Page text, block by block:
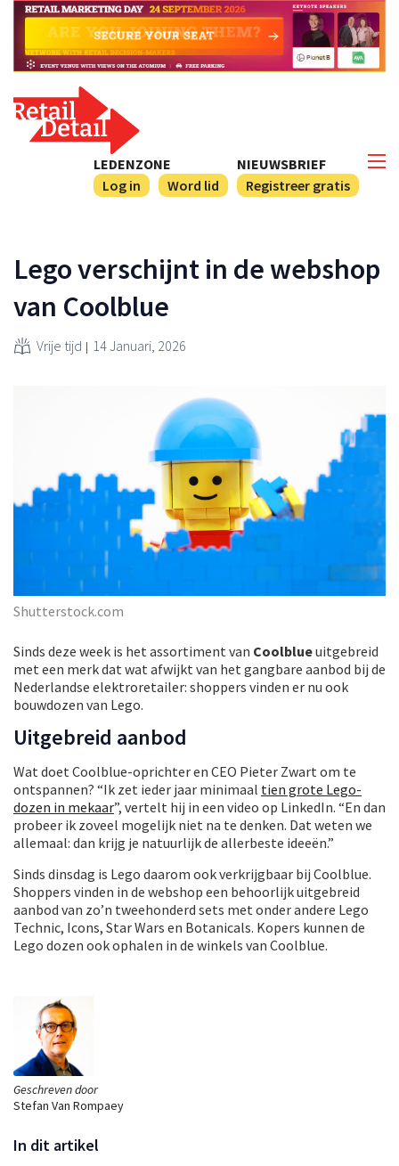
NIEUWSBRIEF
Registreer gratis
LEDENZONE
Log in
Word lid
Geschreven door
Stefan Van Rompaey
In dit artikel
Lego verschijnt in de webshop
van Coolblue
Vrije tijd 14 Januari, 2026
Shutterstock.com
Sinds deze week is het assortiment van Coolblueuitgebreid
met een merk dat wat afwijkt van het gangbare aanbod bij de
Nederlandse elektroretailer: shoppers vinden er nu ook
bouwdozen van Lego.
Uitgebreid aanbod
Wat doet Coolblue-oprichter en CEO Pieter Zwart om te
ontspannen? “Ik zet ieder jaar minimaal tien grote Lego-
dozen in mekaar”, vertelt hij in een video op LinkedIn. “En dan
probeer ik zoveel mogelijk niet na te denken. Dat weten we
allemaal: dan krijg je natuurlijk de allerbeste ideeën.”
Sinds dinsdag is Lego daarom ook verkrijgbaar bij Coolblue.
Shoppers vinden in de webshop een behoorlijk uitgebreid
aanbod van zo’n tweehonderd sets met onder andere Lego
Technic, Icons, Star Wars en Botanicals. Kopers kunnen de
Lego dozen ook ophalen in de winkels van Coolblue.